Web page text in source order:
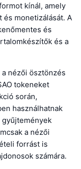
kínál, amely
és monetizálását. A
és
és a
nézői ösztönzés
tokeneket
során,
használhatnak
a nézői
forrást is
számára.